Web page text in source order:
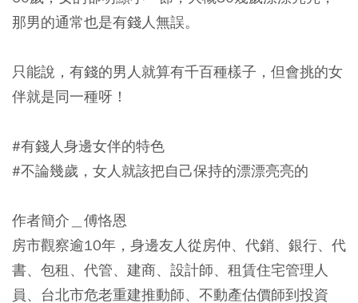
那男的通常也是有錢人無誤。
只能說，有錢的男人就算有千百種樣子，但會挑的女
伴就是同一種呀！
#有錢人身邊女伴的特色
#不論幾歲，女人就該把自己保持的漂漂亮亮的
作者簡介＿傅恪恩
房市觀察逾10年，身邊友人從房仲、代銷、銀行、代
書、包租、代管、建商、設計師、租賃住宅管理人
員、台北市危老重建推動師、不動產估價師到投資